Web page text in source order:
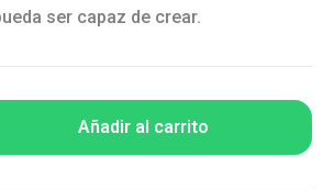
ser capaz de crear.
Añadir al carrito